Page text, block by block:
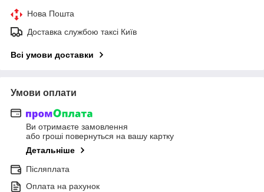
Нова Пошта
Доставка службою таксі Київ
Всі умови доставки
Умови оплати
Ви отримаєте замовлення
або гроші повернуться на вашу картку
Детальніше
Післяплата
Оплата на рахунок